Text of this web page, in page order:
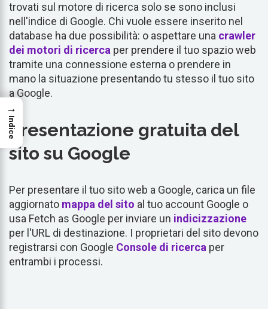
trovati sul motore di ricerca solo se sono inclusi
nell'indice di Google. Chi vuole essere inserito nel
database ha due possibilità: o aspettare una crawler
dei motori di ricerca per prendere il tuo spazio web
tramite una connessione esterna o prendere in
mano la situazione presentando tu stesso il tuo sito
a Google.
Presentazione gratuita del
sito su Google
Per presentare il tuo sito web a Google, carica un file
aggiornato mappa del sito al tuo account Google o
usa Fetch as Google per inviare un indicizzazione
per l'URL di destinazione. I proprietari del sito devono
registrarsi con Google Console di ricerca per
entrambi i processi.
→
Indice